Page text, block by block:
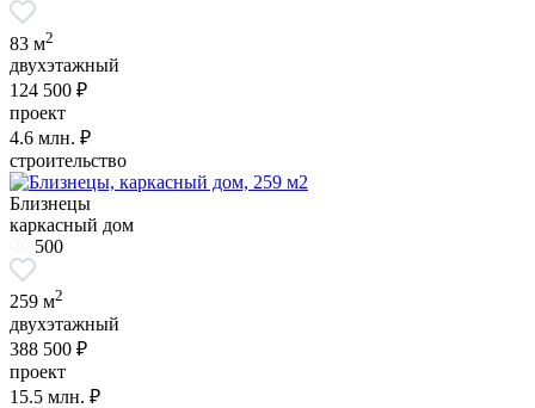
83 м2
двухэтажный
124 500 ₽
проект
4.6 млн. ₽
строительство
Близнецы
каркасный дом
500
259 м2
двухэтажный
388 500 ₽
проект
15.5 млн. ₽